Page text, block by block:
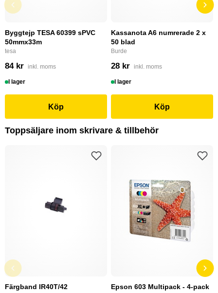
Byggtejp TESA 60399 sPVC
50mmx33m
tesa
84 kr inkl. moms
I lager
Köp
Kassanota A6 numrerade 2 x
50 blad
Burde
28 kr inkl. moms
I lager
Köp
Toppsäljare inom skrivare & tillbehör
Färgband IR40T/42
Epson 603 Multipack - 4-pack